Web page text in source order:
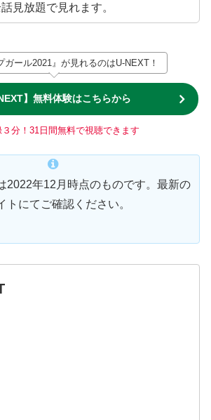
見放題で見れます。
ガール2021』が見れるのはU-NEXT！
】無料体験はこちらから
３分！31日間無料で視聴できます
2022年12月時点のものです。最新の
トにてご確認ください。